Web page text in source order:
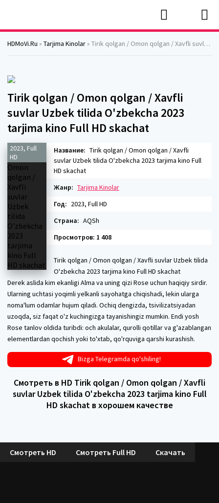
HDMoVi.Ru » Tarjima Kinolar » Tirik qolgan / Omon qolgan / Xavfli suvlar Uzbek tilida O'zbekcha 2023 tarjima kino Full HD skachat
Tirik qolgan / Omon qolgan / Xavfli
suvlar Uzbek tilida O'zbekcha 2023
tarjima kino Full HD skachat
2023, Full
HD
Название: Tirik qolgan / Omon qolgan / Xavfli
suvlar Uzbek tilida O'zbekcha 2023 tarjima kino Full
HD skachat
Жанр: Tarjima Kinolar
Год: 2023, Full HD
Страна: AQSh
Просмотров: 1 408
Tirik qolgan / Omon qolgan / Xavfli suvlar Uzbek tilida
O'zbekcha 2023 tarjima kino Full HD skachat
Derek aslida kim ekanligi Alma va uning qizi Rose uchun haqiqiy sirdir.
Ularning uchtasi yoqimli yelkanli sayohatga chiqishadi, lekin ularga
noma'lum odamlar hujum qiladi. Ochiq dengizda, tsivilizatsiyadan
uzoqda, siz faqat o'z kuchingizga tayanishingiz mumkin. Endi yosh
Rose tanlov oldida turibdi: och akulalar, qurolli qotillar va g'azablangan
elementlardan qochish yoki to'xtab, qo'rquviga qarshi kurashish.
Bizga Telegramda qo'shiling!
Смотреть в HD Tirik qolgan / Omon qolgan / Xavfli
suvlar Uzbek tilida O'zbekcha 2023 tarjima kino Full
HD skachat в хорошем качестве
Смотреть HD Смотреть Full HD Скачать